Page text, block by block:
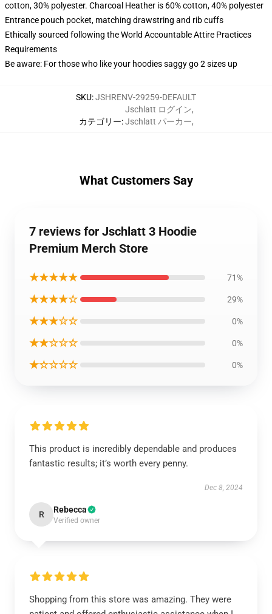
cotton, 30% polyester. Charcoal Heather is 60% cotton, 40% polyester
Entrance pouch pocket, matching drawstring and rib cuffs
Ethically sourced following the World Accountable Attire Practices
Requirements
Be aware: For those who like your hoodies saggy go 2 sizes up
SKU:JSHRENV-29259-DEFAULT
カテゴリー:
Jschlatt ログイン,
Jschlatt パーカー,
What Customers Say
7 reviews for Jschlatt 3 Hoodie
Premium Merch Store
★★★★★ 71%
★★★★☆ 29%
★★★☆☆ 0%
★★☆☆☆ 0%
★☆☆☆☆ 0%
This product is incredibly dependable and produces
fantastic results; it’s worth every penny.
Dec 8, 2024
R Rebecca
Verified owner
Shopping from this store was amazing. They were